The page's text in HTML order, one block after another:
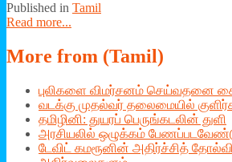
Published in Tamil
Read more...
More from (Tamil)
புலிகளை விமர்சனம் செய்வதனை
வடக்கு முதல்வர் தலைமையில்
தமிழினி: துயரப் பெருங்கடலின் துளி
அரசியலில் ஒழுக்கம்
டேவிட் கமரூனின் அதிர்ச்சித்